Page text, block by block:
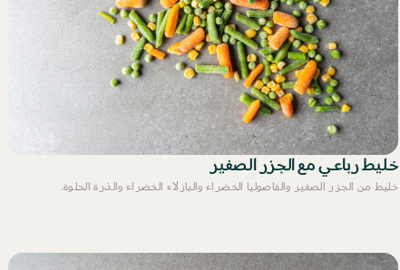
خليط رباعي مع الجزر الصغير
خليط من الجزر الصغير والفاصوليا الخضراء والبازلاء الخضراء والذرة الحلوة.